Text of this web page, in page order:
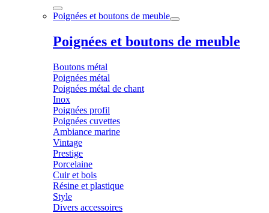
Poignées et boutons de meuble
Poignées et boutons de meuble
Boutons métal
Poignées métal
Poignées métal de chant
Inox
Poignées profil
Poignées cuvettes
Ambiance marine
Vintage
Prestige
Porcelaine
Cuir et bois
Résine et plastique
Style
Divers accessoires